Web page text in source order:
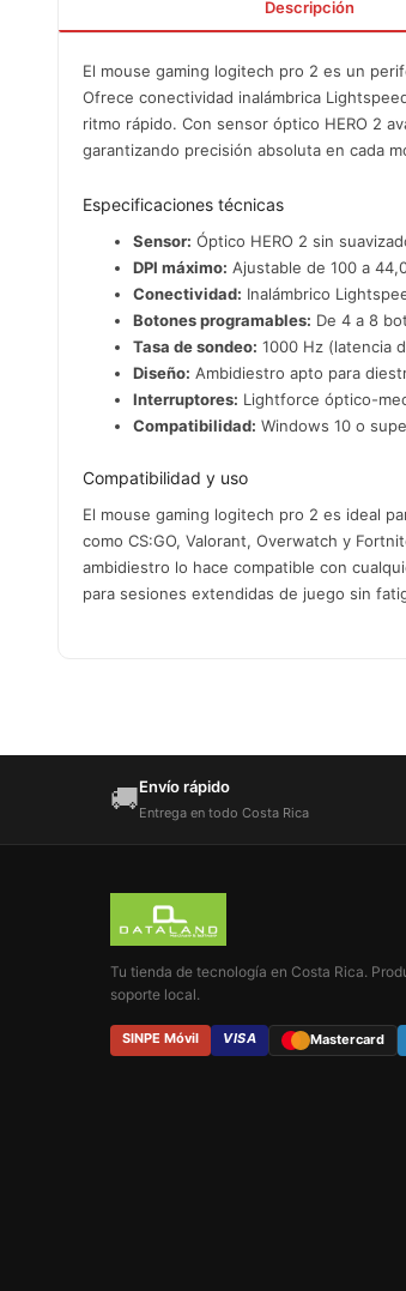
Descripción
El mouse gaming logitech pro 2 es un
Ofrece conectividad inalámbrica
ritmo rápido. Con sensor óptico HERO 2
garantizando precisión absoluta en cada
Especificaciones técnicas
Sensor: Óptico HERO 2 sin
DPI máximo: Ajustable de 100 a
Conectividad: Inalámbrico
Botones programables: De 4 a 8
Tasa de sondeo: 1000 Hz (latencia
Diseño: Ambidiestro apto para
Interruptores: Lightforce óptico-
Compatibilidad: Windows 10 o
Compatibilidad y uso
El mouse gaming logitech pro 2 es ideal
como CS:GO, Valorant, Overwatch y
ambidiestro lo hace compatible con
para sesiones extendidas de juego sin
🚚Envío rápido
Entrega en todo Costa Rica
Tu tienda de tecnología en Costa Rica.
soporte local.
SINPE Móvil VISA Mastercard